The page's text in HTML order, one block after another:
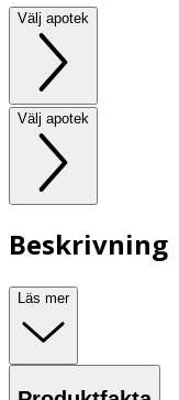
Välj apotek
Välj apotek
Beskrivning
Läs mer